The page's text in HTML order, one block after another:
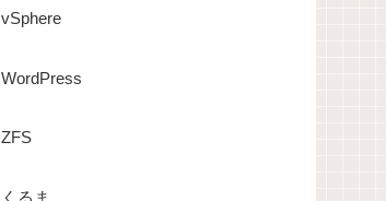
vSphere
WordPress
ZFS
くるま